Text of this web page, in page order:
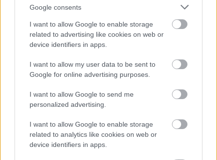
Google consents
I want to allow Google to enable storage
related to advertising like cookies on web or
device identifiers in apps.
I want to allow my user data to be sent to
Google for online advertising purposes.
I want to allow Google to send me
personalized advertising.
I want to allow Google to enable storage
related to analytics like cookies on web or
device identifiers in apps.
Hír
InterCom hírlevél 2014. július 4.
Hír| 2014.07.04 19:02
Itthon is mozikba kerül Ice Cube új
filmje, a Ride Along
| 2014.02.05 21:45
21 Jump Street - Feliratos filmklip
+ vicces zsaru kvíz
Hír| 2012.05.03 11:47
LEGFRISSEBB PODCASTÜNK